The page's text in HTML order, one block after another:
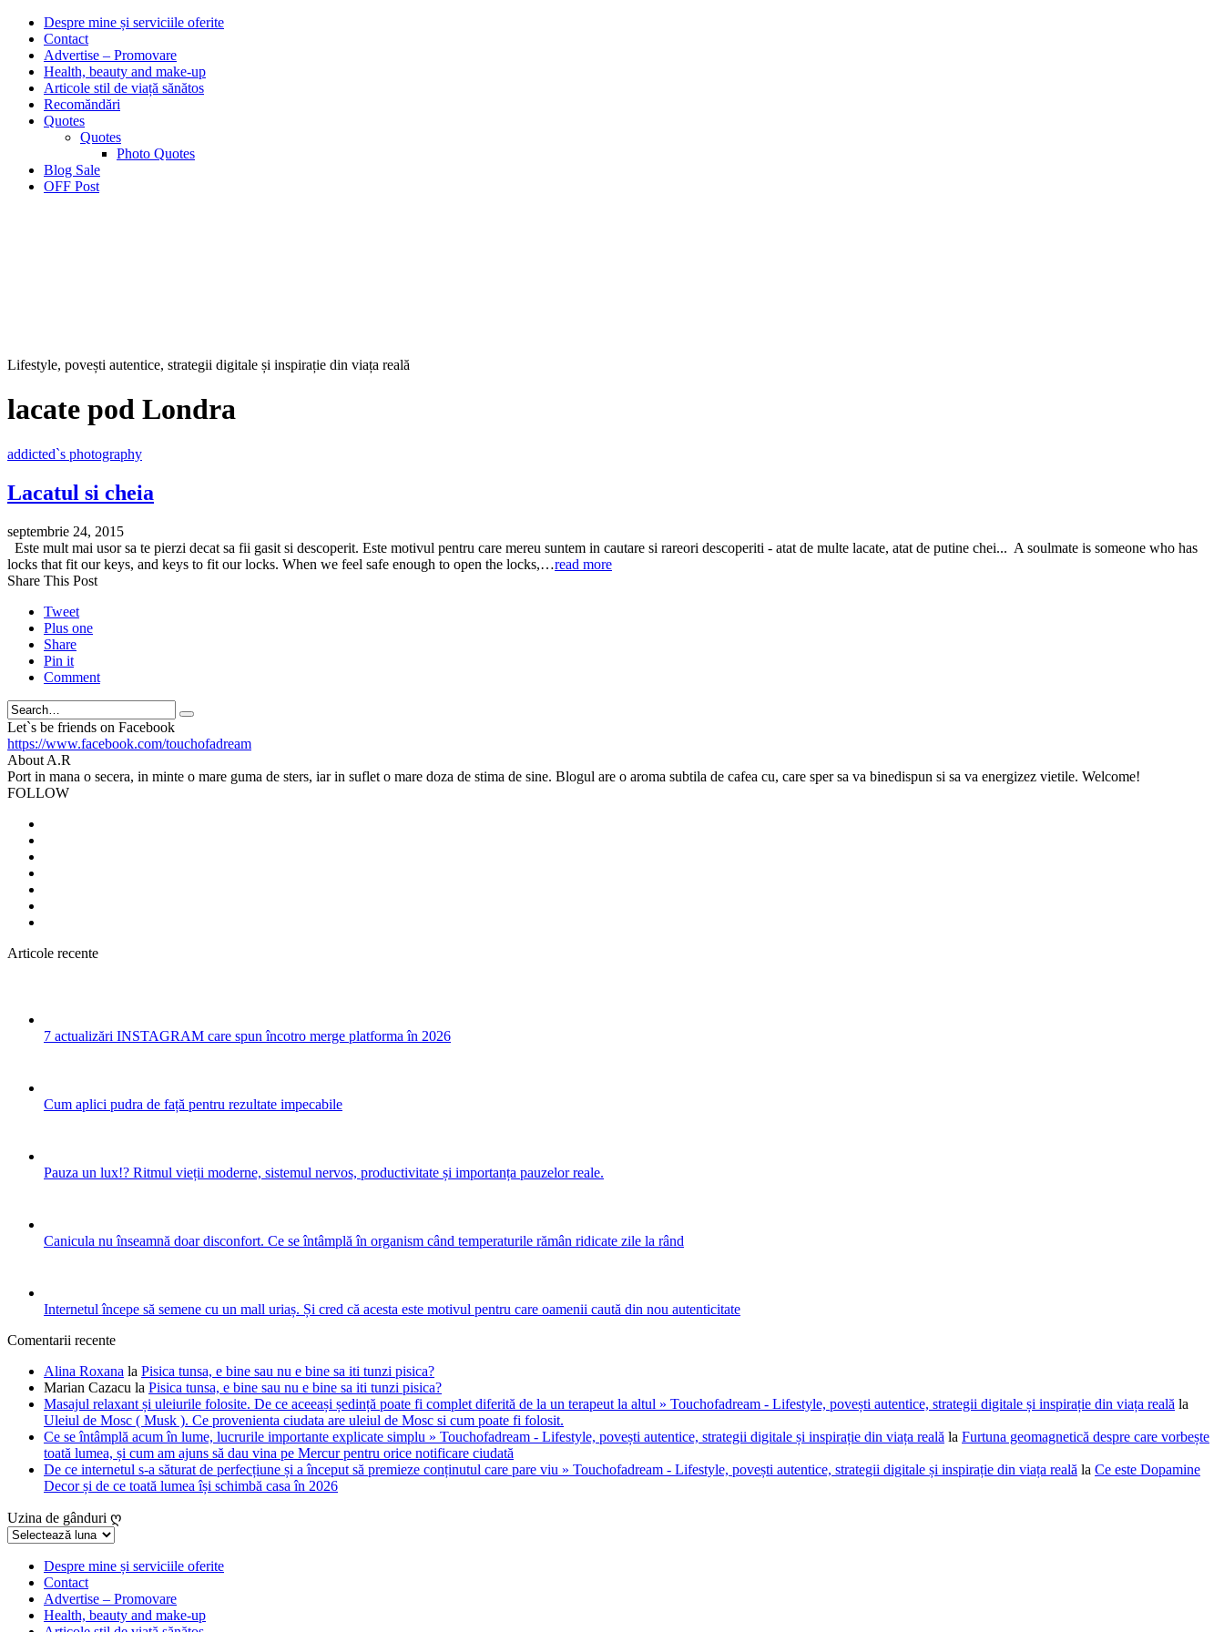
Despre mine și serviciile oferite
Contact
Advertise – Promovare
Health, beauty and make-up
Articole stil de viață sănătos
Recomăndări
Quotes
Quotes
Photo Quotes
Blog Sale
OFF Post
Lifestyle, povești autentice, strategii digitale și inspirație din viața reală
lacate pod Londra
addicted`s photography
Lacatul si cheia
septembrie 24, 2015
Este mult mai usor sa te pierzi decat sa fii gasit si descoperit. Este motivul pentru care mereu suntem in cautare si rareori descoperiti - atat de multe lacate, atat de putine chei... A soulmate is someone who has
locks that fit our keys, and keys to fit our locks. When we feel safe enough to open the locks,…read more
Share This Post
Tweet
Plus one
Share
Pin it
Comment
Search
Let`s be friends on Facebook
https://www.facebook.com/touchofadream
About A.R
Port in mana o secera, in minte o mare guma de sters, iar in suflet o mare doza de stima de sine. Blogul are o aroma subtila de cafea cu, care sper sa va binedispun si sa va energizez vietile. Welcome!
FOLLOW
Articole recente
7 actualizări INSTAGRAM care spun încotro merge platforma în 2026
Cum aplici pudra de față pentru rezultate impecabile
Pauza un lux!? Ritmul vieții moderne, sistemul nervos, productivitate și importanța pauzelor reale.
Canicula nu înseamnă doar disconfort. Ce se întâmplă în organism când temperaturile rămân ridicate zile la rând
Internetul începe să semene cu un mall uriaș. Și cred că acesta este motivul pentru care oamenii caută din nou autenticitate
Comentarii recente
Alina Roxana la Pisica tunsa, e bine sau nu e bine sa iti tunzi pisica?
Marian Cazacu la Pisica tunsa, e bine sau nu e bine sa iti tunzi pisica?
Masajul relaxant și uleiurile folosite. De ce aceeași ședință poate fi complet diferită de la un terapeut la altul » Touchofadream - Lifestyle, povești autentice, strategii digitale și inspirație din viața reală la
Uleiul de Mosc ( Musk ). Ce provenienta ciudata are uleiul de Mosc si cum poate fi folosit.
Ce se întâmplă acum în lume, lucrurile importante explicate simplu » Touchofadream - Lifestyle, povești autentice, strategii digitale și inspirație din viața reală la Furtuna geomagnetică despre care vorbește
toată lumea, și cum am ajuns să dau vina pe Mercur pentru orice notificare ciudată
De ce internetul s-a săturat de perfecțiune și a început să premieze conținutul care pare viu » Touchofadream - Lifestyle, povești autentice, strategii digitale și inspirație din viața reală la Ce este Dopamine
Decor și de ce toată lumea își schimbă casa în 2026
Uzina de gânduri ღ
Uzina
gânduriDespre mine și serviciile oferite
Contact
Advertise – Promovare
Health, beauty and make-up